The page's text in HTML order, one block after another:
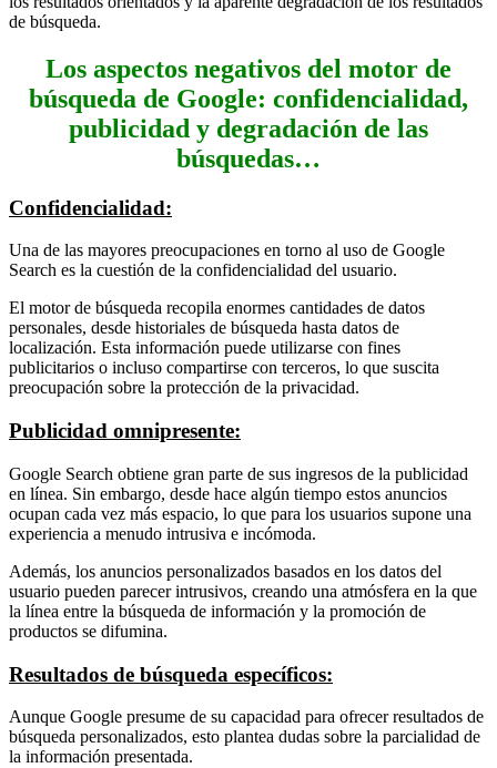
de búsqueda.
Los aspectos negativos del motor de
búsqueda de Google: confidencialidad,
publicidad y degradación de las
búsquedas…
Confidencialidad:
Una de las mayores preocupaciones en torno al uso de Google
Search es la cuestión de la confidencialidad del usuario.
El motor de búsqueda recopila enormes cantidades de datos
personales, desde historiales de búsqueda hasta datos de
localización. Esta información puede utilizarse con fines
publicitarios o incluso compartirse con terceros, lo que suscita
preocupación sobre la protección de la privacidad.
Publicidad omnipresente:
Google Search obtiene gran parte de sus ingresos de la publicidad
en línea. Sin embargo, desde hace algún tiempo estos anuncios
ocupan cada vez más espacio, lo que para los usuarios supone una
experiencia a menudo intrusiva e incómoda.
Además, los anuncios personalizados basados en los datos del
usuario pueden parecer intrusivos, creando una atmósfera en la que
la línea entre la búsqueda de información y la promoción de
productos se difumina.
Resultados de búsqueda específicos:
Aunque Google presume de su capacidad para ofrecer resultados de
búsqueda personalizados, esto plantea dudas sobre la parcialidad de
la información presentada.